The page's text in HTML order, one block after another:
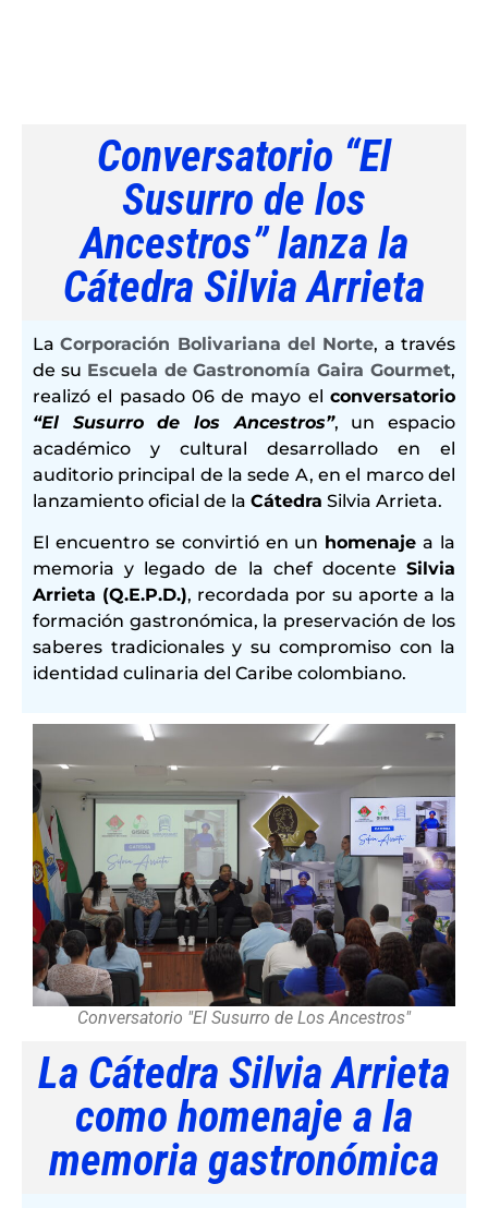
Conversatorio “El
Susurro de los
Ancestros” lanza la
Cátedra Silvia Arrieta
LaCorporación Bolivariana del Norte, a través
de su Escuela de Gastronomía Gaira Gourmet,
realizó el pasado 06 de mayo el conversatorio
“El Susurro de los Ancestros”, un espacio
académico y cultural desarrollado en el
auditorio principal de la sede A, en el marco del
lanzamiento oficial de la Cátedra Silvia Arrieta.
El encuentro se convirtió en un homenaje a la
memoria y legado de la chef docente Silvia
Arrieta (Q.E.P.D.), recordada por su aporte a la
formación gastronómica, la preservación de los
saberes tradicionales y su compromiso con la
identidad culinaria del Caribe colombiano.
Conversatorio "El Susurro de Los Ancestros"
La Cátedra Silvia Arrieta
como homenaje a la
memoria gastronómica